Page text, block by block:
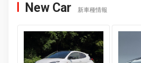
New Car 新車種情報